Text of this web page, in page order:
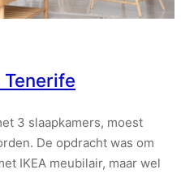
3 slaapkamers, moest
De opdracht was om
IKEA meubilair, maar wel